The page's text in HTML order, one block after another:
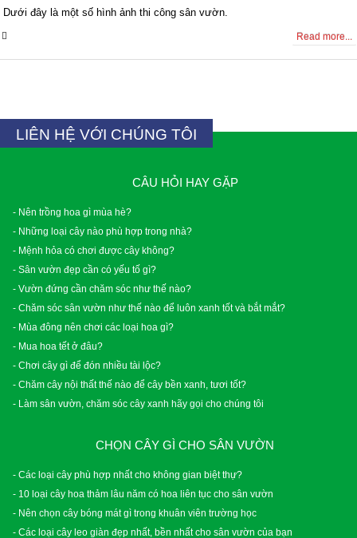
Dưới đây là một số hình ảnh thi công sân vườn.
Read more...
LIÊN HỆ VỚI CHÚNG TÔI
CÂU HỎI HAY GẶP
- Nên trồng hoa gì mùa hè?
- Những loại cây nào phù hợp trong nhà?
- Mệnh hỏa có chơi được cây không?
- Sân vườn đẹp cần có yếu tố gì?
- Vườn đứng cần chăm sóc như thế nào?
- Chăm sóc sân vườn như thế nào để luôn xanh tốt và bắt mắt?
- Mùa đông nên chơi các loại hoa gì?
- Mua hoa tết ở đâu?
- Chơi cây gì để đón nhiều tài lộc?
- Chăm cây nội thất thế nào để cây bền xanh, tươi tốt?
- Làm sân vườn, chăm sóc cây xanh hãy gọi cho chúng tôi
CHỌN CÂY GÌ CHO SÂN VƯỜN
- Các loại cây phù hợp nhất cho không gian biệt thự?
- 10 loại cây hoa thảm lâu năm có hoa liên tục cho sân vườn
- Nên chọn cây bóng mát gì trong khuân viên trường học
- Các loại cây leo giàn đẹp nhất, bền nhất cho sân vườn của bạn